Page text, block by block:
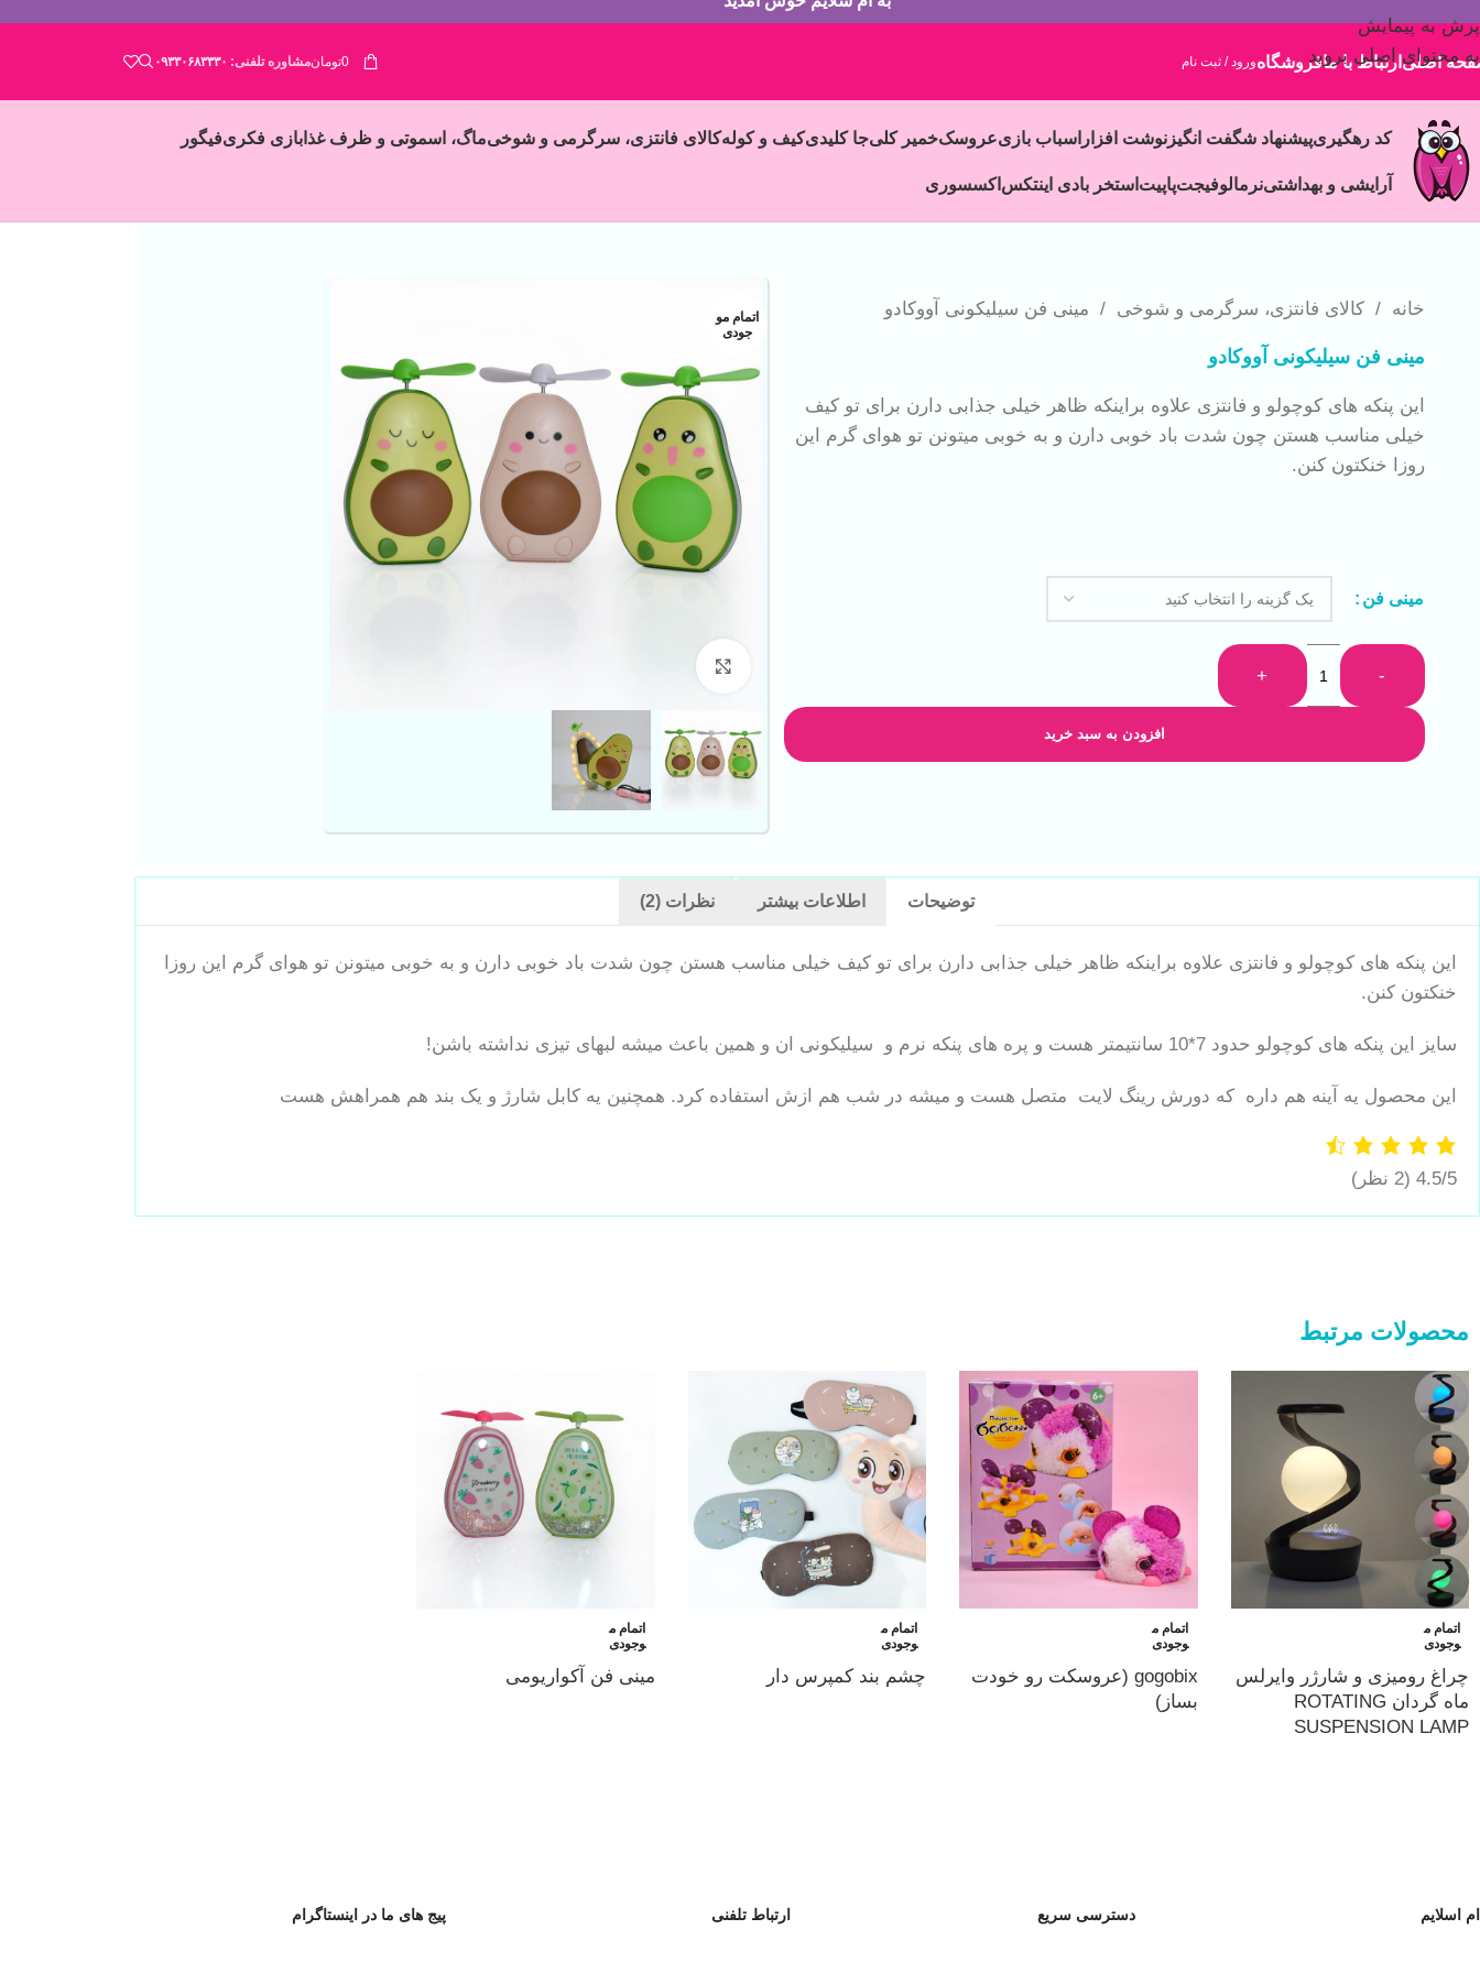
پرش به پیمایش
به محتوای اصلی بروید
اصلی ارتباط با مافروشگاهورود / ثبت نام 0تومانمشاوره تلفنی: ۰۹۳۳۰۶۸۳۳۳۰
کد رهگیریپیشنهاد شگفت انگیز نوشت افزار اسباب بازیعروسکخمیر کلیجا کلیدیکیف و کولهکالای فانتزی، سرگرمی و شوخیماگ، اسموتی و ظرف غذا بازی فکریفیگور
آرایشی و بهداشتینرمالوفیجتپاپیت استخر بادی اینتکس اکسسوری
خانه / کالای فانتزی، سرگرمی و شوخی / مینی فن سیلیکونی آووکادو
مینی فن سیلیکونی آووکادو
این پنکه های کوچولو و فانتزی علاوه براینکه ظاهر خیلی جذابی دارن برای تو کیف
خیلی مناسب هستن چون شدت باد خوبی دارن و به خوبی میتونن تو هوای گرم این
روزا خنکتون کنن.
مینی فن
-
+
افزودن به سبد خرید
اتمام مو
جودی
توضیحات اطلاعات بیشتر نظرات (2)
این پنکه های کوچولو و فانتزی علاوه براینکه ظاهر خیلی جذابی دارن برای تو کیف خیلی مناسب هستن چون شدت باد خوبی دارن و به خوبی میتونن تو هوای گرم این روزا
خنکتون کنن.
سایز این پنکه های کوچولو حدود 7*10 سانتیمتر هست و پره های پنکه نرم و سیلیکونی ان و همین باعث میشه لبهای تیزی نداشته باشن!
این محصول یه آینه هم داره که دورش رینگ لایت متصل هست و میشه در شب هم ازش استفاده کرد. همچنین یه کابل شارژ و یک بند هم همراهش هست
4.5/5 (2 نظر)
محصولات مرتبط
اتمام م
وجودی
چراغ رومیزی و شارژر وایرلس
ماه گردان ROTATING
SUSPENSION LAMP
اتمام م
وجودی
gogobix (عروسکت رو خودت
بساز)
اتمام م
وجودی
چشم بند کمپرس دار
اتمام م
وجودی
مینی فن آکواریومی
ام اسلایم دسترسی سریع ارتباط تلفنی پیج های ما در اینستاگرام